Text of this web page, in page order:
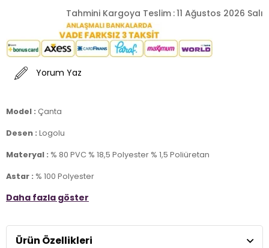
Tahmini Kargoya Teslim :11 Ağustos 2026 Salı
Yorum Yaz
Model : Çanta
Desen : Logolu
Materyal : % 80 PVC % 18,5 Polyester % 1,5 Poliüretan
Astar : % 100 Polyester
Ürün Ölçüsü :27 x 19 x 10 cm
- Fermuarlı kapatma
- Çıkarılabilir ve ayarlanabilir askılı
Daha fazla göster
Ürün Özellikleri